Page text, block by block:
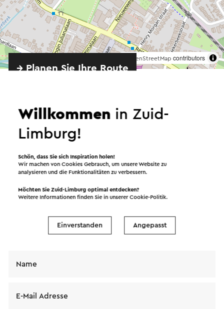
OpenStreetMap contributors
→ Planen Sie Ihre Route
Senden Sie eine E-Mail
Senden Sie eine E-Mail an Stationnerie De Guasco.
Ihre Nachricht wird sofort nach dem Klicken auf
"Senden" gesendet. Unsere Datenschutzerklärung
persönlichen Daten umgeht.
Name
E-Mail Adresse
Willkommen in Zuid-
Limburg!
Schön, dass Sie sich Inspiration holen!
Wir machen von Cookies Gebrauch, um unsere Website zu
analysieren und die Funktionalitäten zu verbessern.
Möchten Sie Zuid-Limburg optimal entdecken?
Weitere Informationen finden Sie in unsererCookie-Politik.
Einverstanden Angepasst